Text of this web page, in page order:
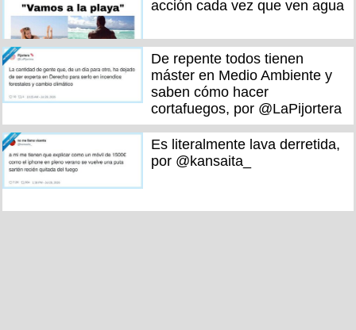
acción cada vez que ven agua
De repente todos tienen
máster en Medio Ambiente y
saben cómo hacer
cortafuegos, por @LaPijortera
Es literalmente lava derretida,
por @kansaita_